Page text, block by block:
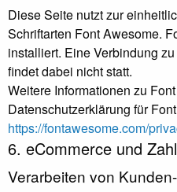
Diese Seite nutzt zur
Schriftarten Font Awesome.
installiert. Eine Verbindung
findet dabei nicht statt.
Weitere Informationen zu
Datenschutzerklärung für
https://fontawesome.com/
6. eCommerce und
Verarbeiten von